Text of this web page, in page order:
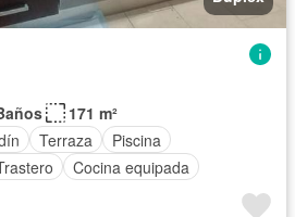
171 m²
Terraza
Piscina
Cocina equipada